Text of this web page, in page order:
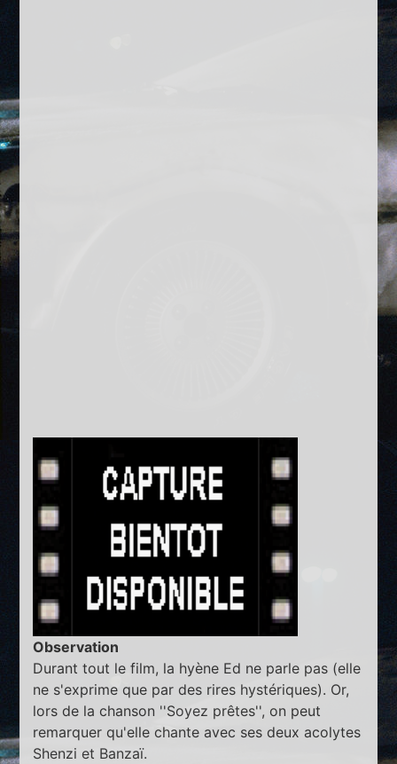
Observation
Durant tout le film, la hyène Ed ne parle pas (elle
ne s'exprime que par des rires hystériques). Or,
lors de la chanson ''Soyez prêtes'', on peut
remarquer qu'elle chante avec ses deux acolytes
Shenzi et Banzaï.